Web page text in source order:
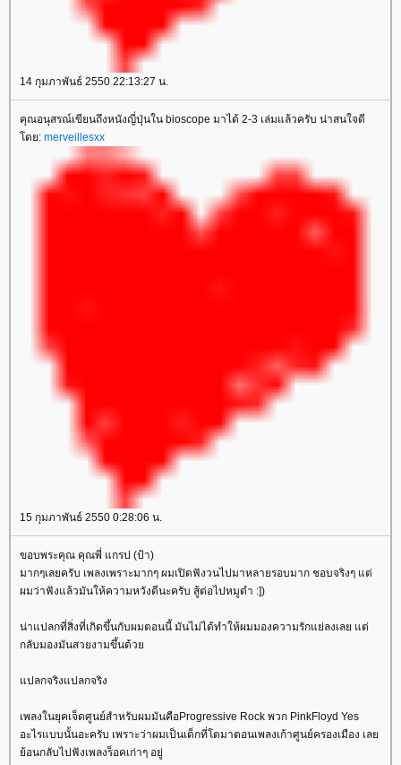
14 กุมภาพันธ์ 2550 22:13:27 น.
คุณอนุสรณ์เขียนถึงหนังญี่ปุ่นใน bioscope มาได้ 2-3 เล่มแล้วครับ น่าสนใจดี
ดย: merveillesxx
15 กุมภาพันธ์ 2550 0:28:06 น.
ขอบพระคุณ คุณพี่ แกรป (ป้า)
มากๆเลยครับ เพลงเพราะมากๆ ผมเปิดฟังวนไปมาหลายรอบมาก ชอบจริงๆ แต่
ผมว่าฟังแล้วมันให้ความหวังดีนะครับ สู้ต่อไปหมูดำ :])
น่าแปลกที่สิ่งที่เกิดขึ้นกับผมตอนนี้ มันไม่ได้ทำให้ผมมองความรักแย่ลงเลย แต่
กลับมองมันสวยงามขึ้นด้ว
ปลกจริงแปลกจริง
เพลงในยุคเจ็ดศูนย์สำหรับผมมันคือProgressive Rock พวก PinkFloyd Yes
อะไรแบบนั้นอะครับ เพราะว่าผมเป็นเด็กที่โตมาตอนเพลงเก้าศูนย์ครองเมือง เล
้อนกลับไปฟังเพลงร็อคเก่าๆ อยู่